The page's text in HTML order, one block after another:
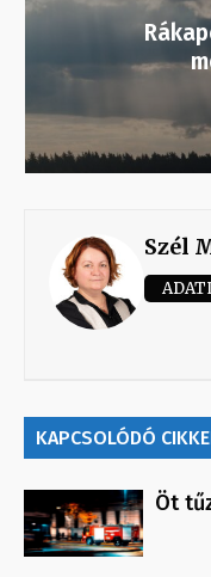
Szél
KAPCSOLÓDÓ
Öt